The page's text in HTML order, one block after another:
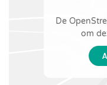
De
om